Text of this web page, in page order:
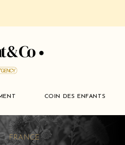
COIN DES ENFANTS
FRANCE